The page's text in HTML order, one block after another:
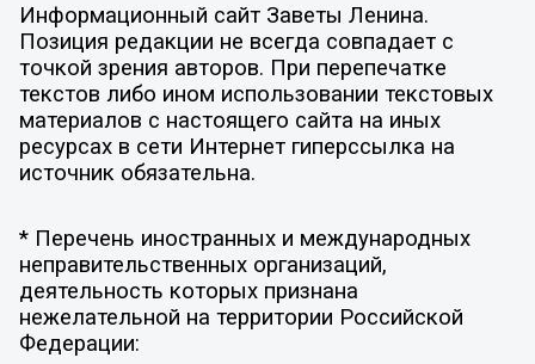
Информационный сайт Заветы Ленина.
Позиция редакции не всегда совпадает с
точкой зрения авторов. При перепечатке
текстов либо ином использовании текстовых
материалов с настоящего сайта на иных
ресурсах в сети Интернет гиперссылка на
источник обязательна.
* Перечень иностранных и международных
неправительственных организаций,
деятельность которых признана
нежелательной на территории Российской
Федерации: